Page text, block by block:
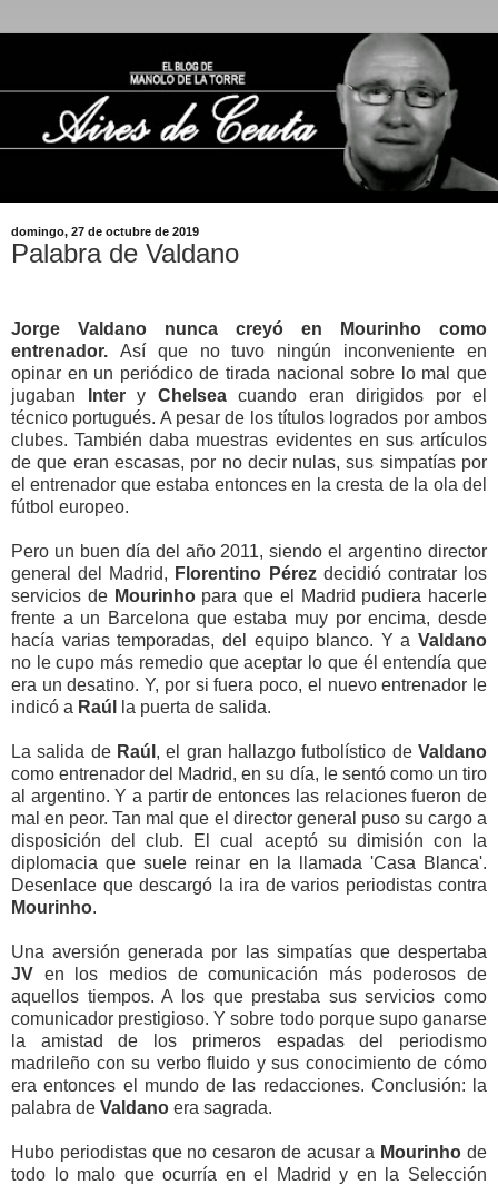
domingo, 27 de octubre de 2019
Palabra de Valdano
Jorge Valdano nunca creyó en Mourinho como
entrenador. Así que no tuvo ningún inconveniente en
opinar en un periódico de tirada nacional sobre lo mal que
jugaban
Inter y Chelseacuando eran dirigidos por el
técnico portugués. A pesar de los títulos logrados por ambos
clubes. También daba muestras evidentes en sus artículos
de que eran escasas, por no decir nulas, sus simpatías por
el entrenador que estaba entonces en la cresta de la ola del
fútbol europeo.
Pero un buen día del año 2011, siendo el argentino director
general del Madrid, Florentino Pérez decidió contratar los
servicios de Mourinho para que el Madrid pudiera hacerle
frente a un Barcelona que estaba muy por encima, desde
hacía varias temporadas, del equipo blanco. Y a Valdano
no le cupo más remedio que aceptar lo que él entendía que
era un desatino. Y, por si fuera poco, el nuevo entrenador le
indicó a Raúl la puerta de salida.
La salida de Raúl , el gran hallazgo futbolístico de Valdano
como entrenador del Madrid, en su día, le sentó como un tiro
al argentino. Y a partir de entonces las relaciones fueron de
mal en peor. Tan mal que el director general puso su cargo a
disposición del club. El cual aceptó su dimisión con la
diplomacia que suele reinar en la llamada 'Casa Blanca'.
Desenlace que descargó la ira de varios periodistas contra
Mourinho.
Una aversión generada por las simpatías que despertaba
JV en los medios de comunicación más poderosos de
aquellos tiempos. A los que prestaba sus servicios como
comunicador prestigioso. Y sobre todo porque supo ganarse
la amistad de los primeros espadas del periodismo
madrileño con su verbo fluido y sus conocimiento de cómo
era entonces el mundo de las redacciones. Conclusión: la
palabra de Valdano era sagrada.
Hubo periodistas que no cesaron de acusar a Mourinho de
todo lo malo que ocurría en el Madrid y en la Selección